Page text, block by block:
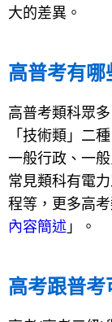
大的差異。
高普考有哪
高普考類科眾
「技術類」二
一般行政、一
常見類科有電
程等，更多高
內容簡述 」。
高考跟普考